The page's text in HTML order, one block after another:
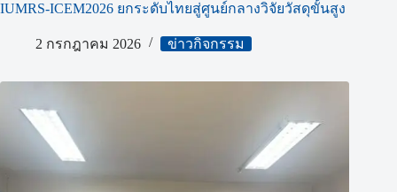
IUMRS-ICEM2026 ยกระดับไทยสู่ศูนย์กลางวิจัยวัสดุขั้นสูง
2 กรกฎาคม 2026 ข่าวกิจกรรม